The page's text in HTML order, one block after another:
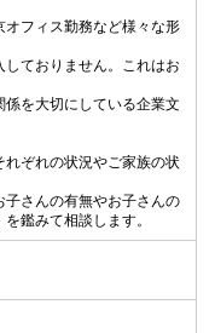
フィス勤務など様々な形
ておりません。これはお
を大切にしている企業文
れぞれの状況やご家族の状
子さんの有無やお子さんの
鑑みて相談します。